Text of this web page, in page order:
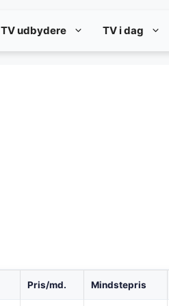
TV udbydere TV i dag
Pris/md. Mindstepris